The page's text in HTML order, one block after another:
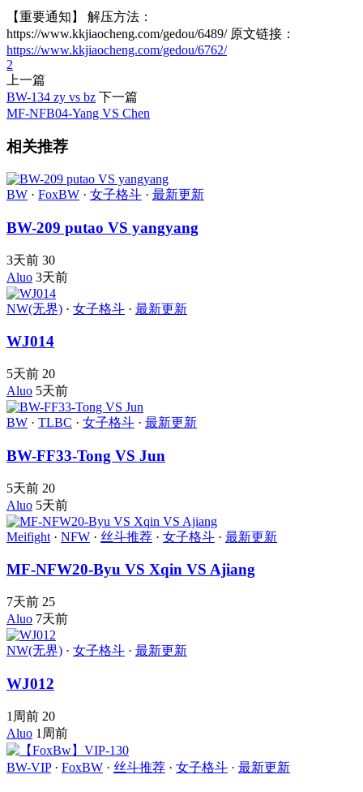
【重要通知】 解压方法：
https://www.kkjiaocheng.com/gedou/6489/ 原文链接：
https://www.kkjiaocheng.com/gedou/6762/
2
上一篇
BW-134 zy vs bz 下一篇
MF-NFB04-Yang VS Chen
相关推荐
BW · FoxBW · 女子格斗 · 最新更新
BW-209 putao VS yangyang
3天前 30
Aluo 3天前
NW(无界) · 女子格斗 · 最新更新
WJ014
5天前 20
Aluo 5天前
BW · TLBC · 女子格斗 · 最新更新
BW-FF33-Tong VS Jun
5天前 20
Aluo 5天前
Meifight · NFW · 丝斗推荐 · 女子格斗 · 最新更新
MF-NFW20-Byu VS Xqin VS Ajiang
7天前 25
Aluo 7天前
NW(无界) · 女子格斗 · 最新更新
WJ012
1周前 20
Aluo 1周前
BW-VIP· FoxBW · 丝斗推荐 · 女子格斗 · 最新更新